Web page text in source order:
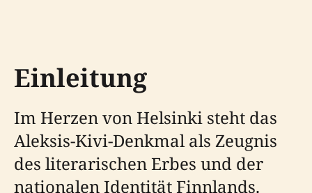
Einleitung
Im Herzen von Helsinki steht das
Aleksis-Kivi-Denkmal als Zeugnis
des literarischen Erbes und der
nationalen Identität Finnlands.